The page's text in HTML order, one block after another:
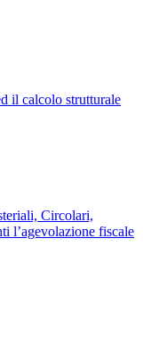
il calcolo strutturale
Circolari,
l’agevolazione fiscale